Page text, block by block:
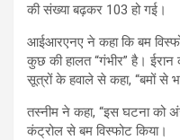
की संख्या बढ़कर 103 हो गई।
आईआरएनए ने कहा कि बम
कुछ की हालत “गंभीर” है।
सूत्रों के हवाले से कहा, “बमों से
तस्नीम ने कहा, “इस घटना को
कंट्रोल से बम विस्फोट किया।